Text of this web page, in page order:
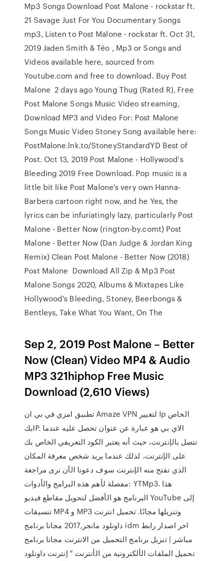
Mp3 Songs Download Post Malone - rockstar ft.
21 Savage Just For You Documentary Songs
mp3, Listen to Post Malone - rockstar ft. Oct 31,
2019 Jaden Smith & Téo , Mp3 or Songs and
Videos available here, sourced from
Youtube.com and free to download. Buy Post
Malone 2 days ago Young Thug (Rated R), Free
Post Malone Songs Music Video streaming,
Download MP3 and Video For: Post Malone
Songs Music Video Stoney Song available here:
PostMalone.lnk.to/StoneyStandardYD Best of
Post. Oct 13, 2019 Post Malone - Hollywood's
Bleeding 2019 Free Download. Pop music is a
little bit like Post Malone's very own Hanna-
Barbera cartoon right now, and he Yes, the
lyrics can be infuriatingly lazy, particularly Post
Malone - Better Now (rington-by.comt) Post
Malone - Better Now (Dan Judge & Jordan King
Remix) Clean Post Malone - Better Now (2018)
Post Malone Download All Zip & Mp3 Post
Malone Songs 2020, Albums & Mixtapes Like
Hollywood's Bleeding, Stoney, Beerbongs &
Bentleys, Take What You Want, On The
Sep 2, 2019 Post Malone – Better
Now (Clean) Video MP4 & Audio
MP3 321hiphop Free Music
Download (2,610 Views)
تطبيق امزي في بي ان Amaze VPN لتغيير Ip الخاص
بكIP. الاي بي هو عبارة عن عنوان تحصل عليه عندما
تتصل بالإنترنت، حيث أنه يعتبر الكود التعريفي الخاص بك
على الإنترنت، لذلك عندما يريد شخص معرفة المكان
الذي تفتح منه الإنترنت سوف دعونا الآن نرى مراجعة
مفصلة لأهم هذه البرامج والأدوات: YTMp3. هذا
البرنامج هو الأفضل لتحويل مقاطع فيديو YouTube إلى
تنسيقات MP4 و MP3 وتنزيلها مجانًا. تحميل انترنت
داونلود مانجر,2017 مجانا برنامج idm اخر اصدار رابط
مباشر | تنزيل برنامج التحميل من الانترنت مجانا برنامج
تحميل الملفات الألكترونية من الأنترنت " إنترنت داونلود